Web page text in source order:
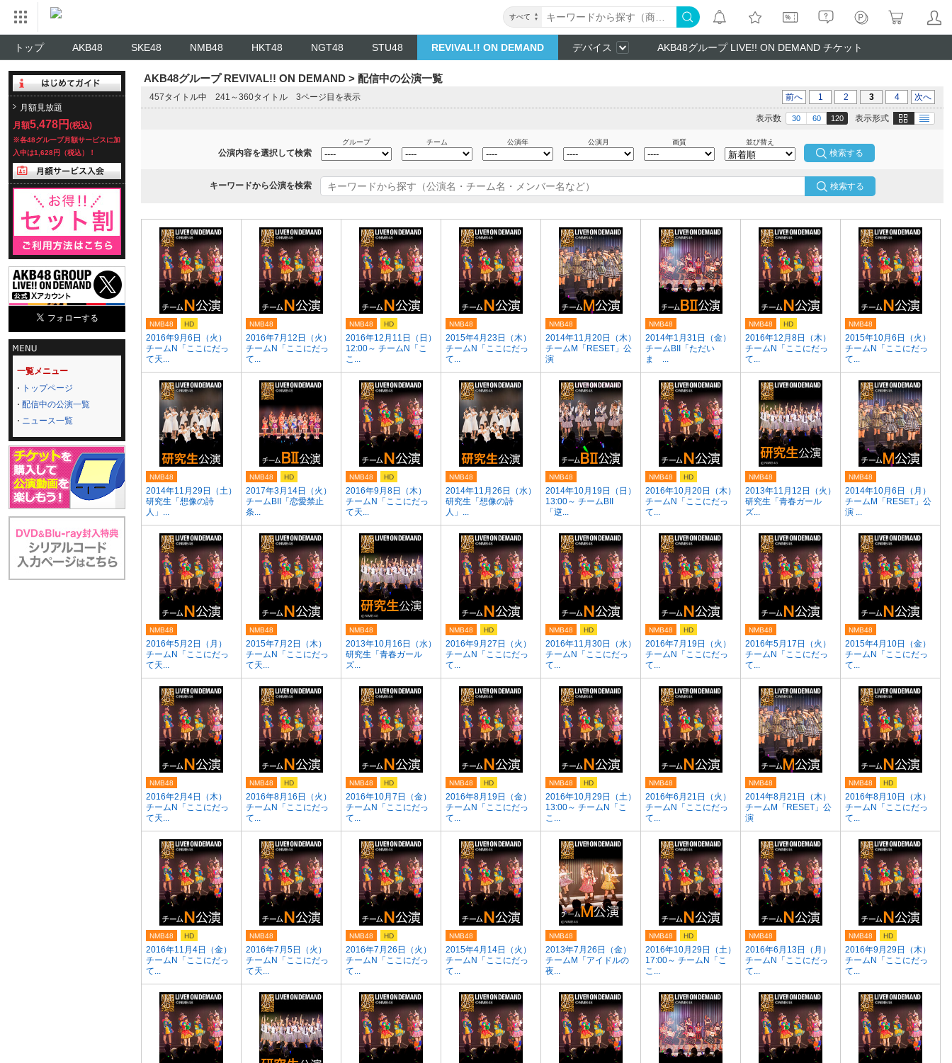
すべて
トップ AKB48 SKE48 NMB48 HKT48 NGT48 STU48 REVIVAL!! ON DEMAND デバイス AKB48グループ LIVE!! ON DEMAND チケット
月額見放題
月額5,478円 (税込)
※各48グループ月額サービスに加
入中は1,628円（税込）！
一覧メニュー
トップページ
配信中の公演一覧
ニュース一覧
AKB48グループ REVIVAL!! ON DEMAND > 配信中の公演一覧
457タイトル中 241～360タイトル 3ページ目を表示 前へ 1 2 3 4 次へ
表示形式 画像 テキスト
表示数 30 60 120
公演内容を選択して検索
グループ チーム 公演年 公演月 画質 並び替え
キーワードから公演を検索 検索する
2016年9月6日（火）
チームN「ここにだっ
て天...
NMB48 HD
2016年7月12日（火）
チームN「ここにだっ
て...
NMB48
2016年12月11日（日）
12:00～ チームN「こ
こ...
NMB48 HD
2015年4月23日（木）
チームN「ここにだっ
て...
NMB48
2014年11月20日（木）
チームM「RESET」公
演
NMB48
2014年1月31日（金）
チームBII「ただい
ま ...
NMB48
2016年12月8日（木）
チームN「ここにだっ
て...
NMB48 HD
2015年10月6日（火）
チームN「ここにだっ
て...
NMB48
2014年11月29日（土）
研究生「想像の詩
人」...
NMB48
2017年3月14日（火）
チームBII「恋愛禁止
条...
NMB48 HD
2016年9月8日（木）
チームN「ここにだっ
て天...
NMB48 HD
2014年11月26日（水）
研究生「想像の詩
人」...
NMB48
2014年10月19日（日）
13:00～ チームBII
「逆...
NMB48
2016年10月20日（木）
チームN「ここにだっ
て...
NMB48 HD
2013年11月12日（火）
研究生「青春ガール
ズ...
NMB48
2014年10月6日（月）
チームM「RESET」公
演 ...
NMB48
2016年5月2日（月）
チームN「ここにだっ
て天...
NMB48
2015年7月2日（木）
チームN「ここにだっ
て天...
NMB48
2013年10月16日（水）
研究生「青春ガール
ズ...
NMB48
2016年9月27日（火）
チームN「ここにだっ
て...
NMB48 HD
2016年11月30日（水）
チームN「ここにだっ
て...
NMB48 HD
2016年7月19日（火）
チームN「ここにだっ
て...
NMB48 HD
2016年5月17日（火）
チームN「ここにだっ
て...
NMB48
2015年4月10日（金）
チームN「ここにだっ
て...
NMB48
2016年2月4日（木）
チームN「ここにだっ
て天...
NMB48
2016年8月16日（火）
チームN「ここにだっ
て...
NMB48 HD
2016年10月7日（金）
チームN「ここにだっ
て...
NMB48 HD
2016年8月19日（金）
チームN「ここにだっ
て...
NMB48 HD
2016年10月29日（土）
13:00～ チームN「こ
こ...
NMB48 HD
2016年6月21日（火）
チームN「ここにだっ
て...
NMB48
2014年8月21日（木）
チームM「RESET」公
演
NMB48
2016年8月10日（水）
チームN「ここにだっ
て...
NMB48 HD
2016年11月4日（金）
チームN「ここにだっ
て...
NMB48 HD
2016年7月5日（火）
チームN「ここにだっ
て天...
NMB48
2016年7月26日（火）
チームN「ここにだっ
て...
NMB48 HD
2015年4月14日（火）
チームN「ここにだっ
て...
NMB48
2013年7月26日（金）
チームM「アイドルの
夜...
NMB48
2016年10月29日（土）
17:00～ チームN「こ
こ...
NMB48 HD
2016年6月13日（月）
チームN「ここにだっ
て...
NMB48
2016年9月29日（木）
チームN「ここにだっ
て...
NMB48 HD